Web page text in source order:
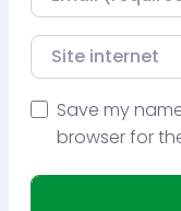
Site internet
Save my
browser for